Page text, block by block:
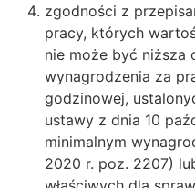
zgodności z
pracy, których
nie może być niższa
wynagrodzenia za
godzinowej,
ustawy z dnia 10
minimalnym
2020 r. poz. 2207)